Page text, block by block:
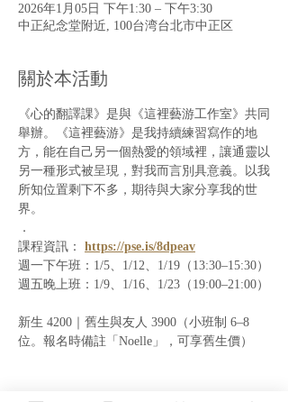
2026年1月05日 下午1:30 – 下午3:30
中正紀念堂附近, 100台湾台北市中正区
關於本活動
《心的翻譯課》是與《這裡藝游工作室》共同
舉辦。《這裡藝游》是我持續練習寫作的地
方，能在自己另一個熱愛的領域裡，讓通靈以
另一種形式被呈現，對我而言別具意義。以我
所知位置剩下不多，期待與大家分享我的世
界。
．
課程資訊： https://pse.is/8dpeav
週一下午班：1/5、1/12、1/19（13:30–15:30）
週五晚上班：1/9、1/16、1/23（19:00–21:00）
新生 4200｜舊生與友人 3900（小班制 6–8
位。報名時備註「Noelle」，可享舊生價）